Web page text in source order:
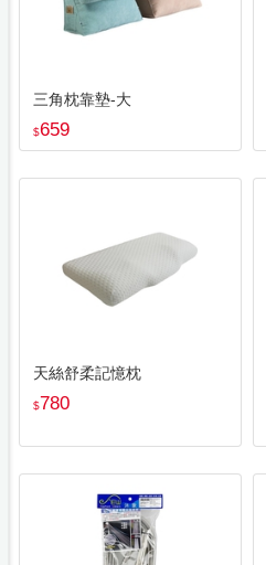
三角枕靠墊-大
$659
天絲舒柔記憶枕
$780